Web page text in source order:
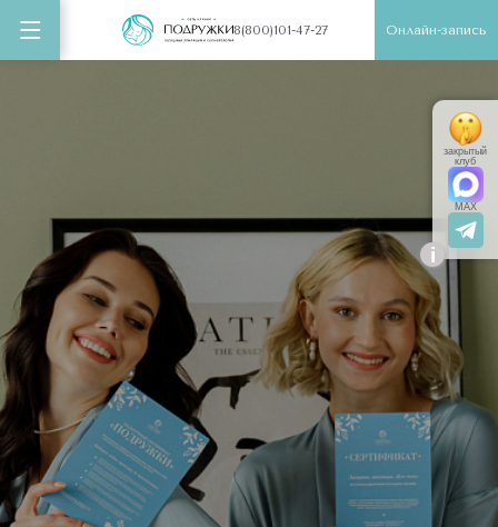
8(800)101-47-27 Онлайн-запись
i
закрытый
клуб
MAX